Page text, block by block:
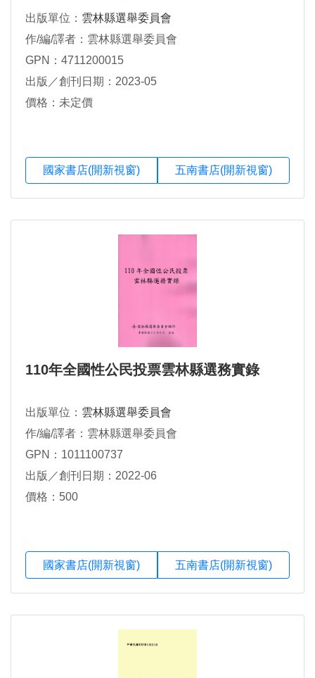
出版單位： 雲林縣選舉委員會
作/編/譯者：雲林縣選舉委員會
GPN：4711200015
出版／創刊日期：2023-05
價格：未定價
國家書店(開新視窗) 五南書店(開新視窗)
110年全國性公民投票雲林縣選務實錄
出版單位： 雲林縣選舉委員會
作/編/譯者：雲林縣選舉委員會
GPN：1011100737
出版／創刊日期：2022-06
價格：500
國家書店(開新視窗) 五南書店(開新視窗)